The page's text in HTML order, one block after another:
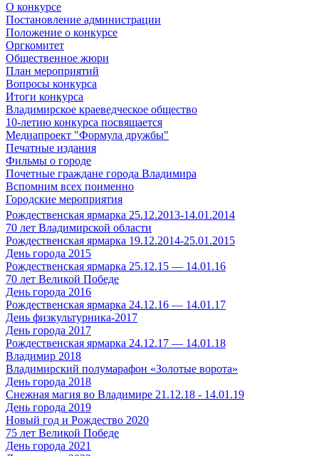
О конкурсе
Постановление администрации
Положение о конкурсе
Оргкомитет
Общественное жюри
План мероприятий
Вопросы конкурса
Итоги конкурса
Владимирское краеведческое общество
10-летию конкурса посвящается
Медиапроект "Формула дружбы"
Печатные издания
Фильмы о городе
Почетные граждане города Владимира
Вспомним всех поименно
Городские мероприятия
Рождественская ярмарка 25.12.2013-14.01.2014
70 лет Владимирской области
Рождественская ярмарка 19.12.2014-25.01.2015
День города 2015
Рождественская ярмарка 25.12.15 — 14.01.16
70 лет Великой Победе
День города 2016
Рождественская ярмарка 24.12.16 — 14.01.17
День физкультурника-2017
День города 2017
Рождественская ярмарка 24.12.17 — 14.01.18
Владимир 2018
Владимирский полумарафон «Золотые ворота»
День города 2018
Снежная магия во Владимире 21.12.18 - 14.01.19
День города 2019
Новый год и Рождество 2020
75 лет Великой Победе
День города 2021